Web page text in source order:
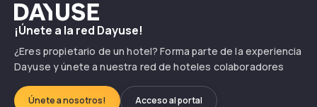
Dayuse
¡Únete a la red Dayuse!
¿Eres propietario de un hotel? Forma parte de la experiencia
Dayuse y únete a nuestra red de hoteles colaboradores
Únete a nosotros! Acceso al portal